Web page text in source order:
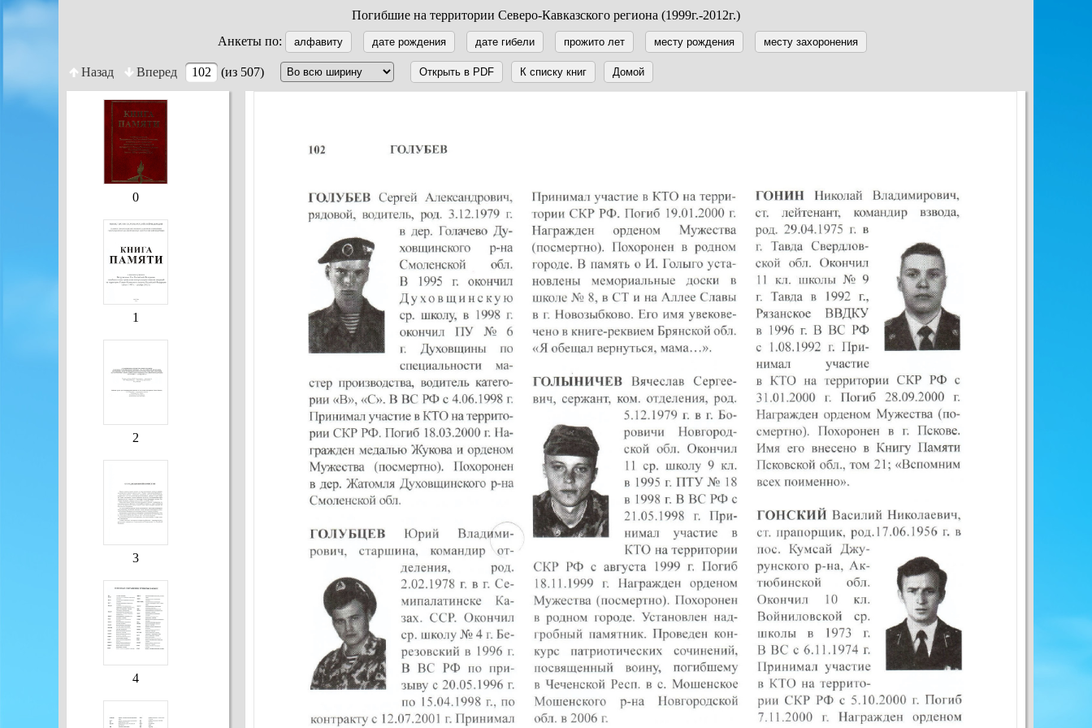
Погибшие на территории Северо-Кавказского региона (1999г.-2012г.)
Анкеты по:
алфавиту дате рождения дате гибели прожито лет месту рождения месту захоронения
Назад Вперед 102 (из 507) Открыть в PDF К списку книг Домой
0
1
2
3
4